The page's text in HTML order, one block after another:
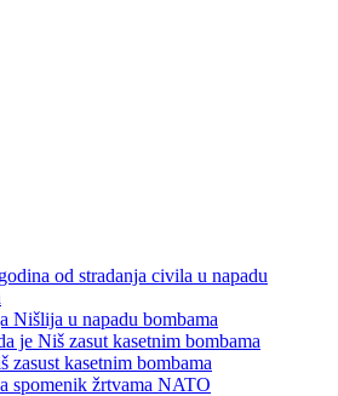
Nišlija u napadu bombama
zasust kasetnim bombama